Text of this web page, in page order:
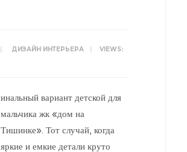
| ДИЗАЙН ИНТЕРЬЕРА |
VIEWS:
инальный вариант детской для
мальчика жк «дом на
Тишинке». Тот случай, когда
яркие и емкие детали круто